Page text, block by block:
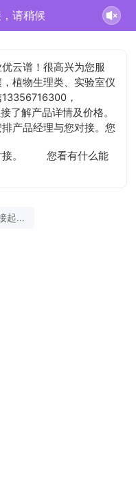
服务
云谱！很高兴为您服
植物生理类、实验室仪
，
了解产品详情及价格。
产品经理与您对接。您
。
您看有什么能
开始沟通